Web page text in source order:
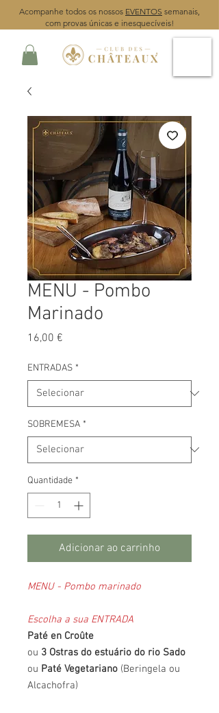
Acompanhe todos os nossos EVENTOS semanais,
com provas únicas e inesquecíveis!
MENU - Pombo
Marinado
16,00 €
ENTRADAS *
SOBREMESA *
Quantidade *
Adicionar ao carrinho
MENU - Pombo marinado
Escolha a sua ENTRADA
Paté en Croûte
ou 3 Ostras do estuário do rio Sado
ou Paté Vegetariano (Beringela ou
Alcachofra)